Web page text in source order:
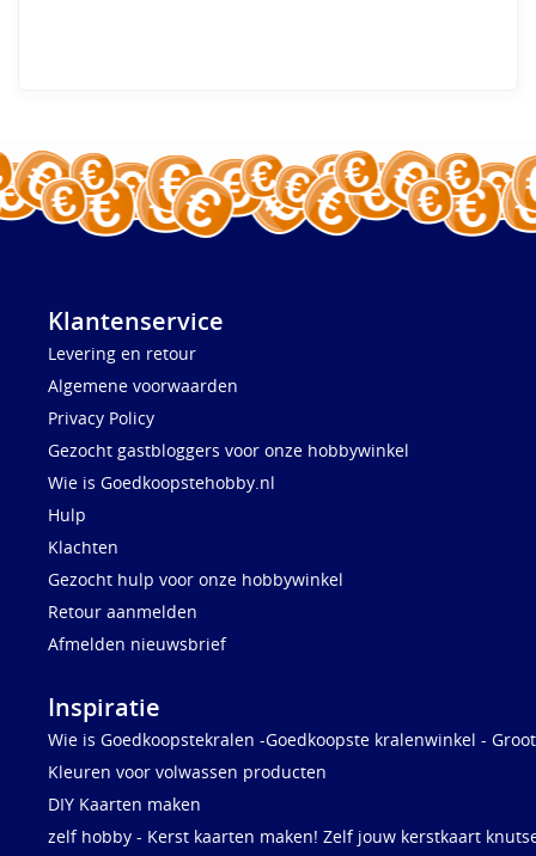
Klantenservice
Levering en retour
Algemene voorwaarden
Privacy Policy
Gezocht gastbloggers voor onze hobbywinkel
Wie is Goedkoopstehobby.nl
Hulp
Klachten
Gezocht hulp voor onze hobbywinkel
Retour aanmelden
Afmelden nieuwsbrief
Inspiratie
Wie is Goedkoopstekralen -Goedkoopste kralenwinkel -
Kleuren voor volwassen producten
DIY Kaarten maken
zelf hobby - Kerst kaarten maken! Zelf jouw kerstkaart